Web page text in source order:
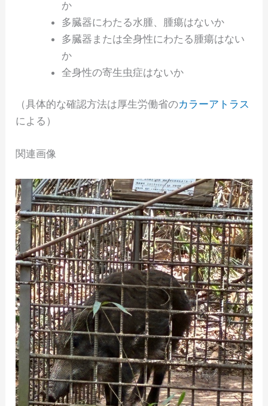
か
多臓器にわたる水腫、腫瘍はないか
多臓器または全身性にわたる腫瘍はない
か
全身性の寄生虫症はないか
（具体的な確認方法は厚生労働省のカラーアトラス
による）
関連画像